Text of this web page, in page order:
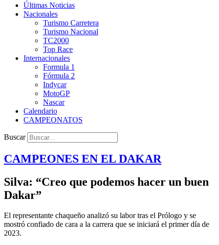
Últimas Noticias
Nacionales
Turismo Carretera
Turismo Nacional
TC2000
Top Race
Internacionales
Formula 1
Fórmula 2
Indycar
MotoGP
Nascar
Calendario
CAMPEONATOS
Buscar
CAMPEONES EN EL DAKAR
Silva: “Creo que podemos hacer un buen
Dakar”
El representante chaqueño analizó su labor tras el Prólogo y se
mostró confiado de cara a la carrera que se iniciará el primer día de
2023.